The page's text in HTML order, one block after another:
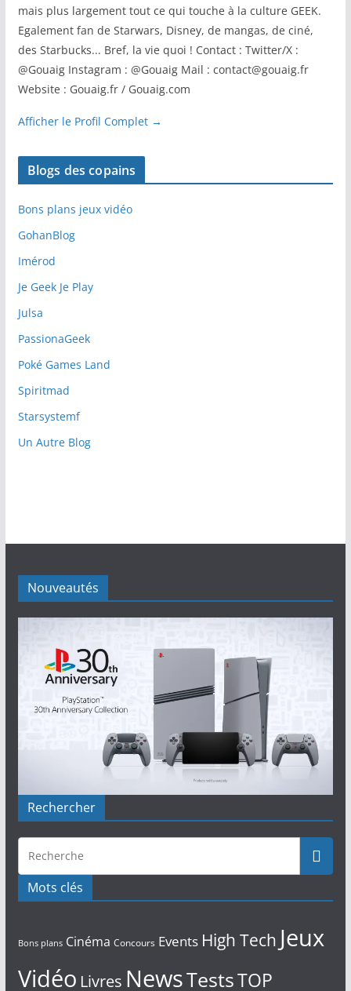
mais plus largement tout ce qui touche à la culture GEEK.
Egalement fan de Starwars, Disney, de mangas, de ciné,
des Starbucks... Bref, la vie quoi ! Contact : Twitter/X :
@Gouaig Instagram : @Gouaig Mail : contact@gouaig.fr
Website : Gouaig.fr / Gouaig.com
Afficher le Profil Complet →
Blogs des copains
Bons plans jeux vidéo
GohanBlog
Imérod
Je Geek Je Play
Julsa
PassionaGeek
Poké Games Land
Spiritmad
Starsystemf
Un Autre Blog
Nouveautés
Rechercher
Mots clés
Bons plans Cinéma Concours Events High Tech Jeux
Vidéo Livres NewsTestsTOP